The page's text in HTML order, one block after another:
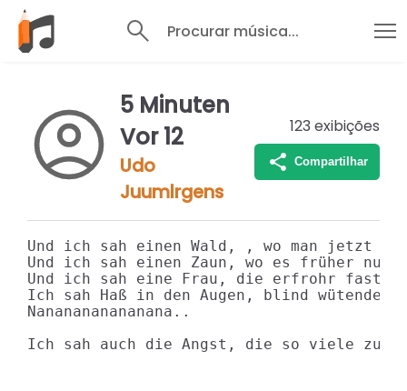
Procurar música...
5 Minuten
Vor 12
Udo
Juumlrgens
123 exibições
Compartilhar
Und ich sah einen Wald, , wo man jetzt
Und ich sah einen Zaun, wo es früher
Und ich sah eine Frau, die erfrohr fast
Ich sah Haß in den Augen, blind
Nananananananana..
Ich sah auch die Angst, die so viele zur